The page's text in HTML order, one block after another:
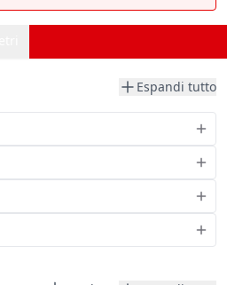
Espandi tutto